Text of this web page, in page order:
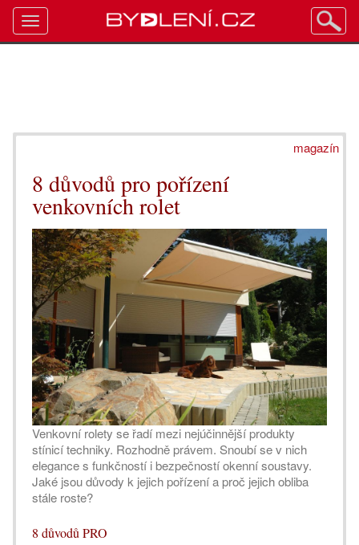
magazín
8 důvodů pro pořízení
venkovních rolet
Venkovní rolety se řadí mezi nejúčinnější produkty
stínicí techniky. Rozhodně právem. Snoubí se v nich
elegance s funkčností i bezpečností okenní soustavy.
Jaké jsou důvody k jejich pořízení a proč jejich obliba
stále roste?
8 důvodů PRO
Toggle
navigation